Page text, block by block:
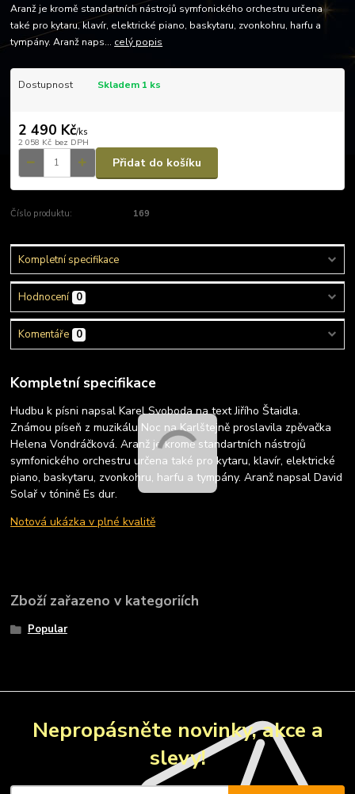
Aranž je kromě standartních nástrojů symfonického orchestru určena
také pro kytaru, klavír, elektrické piano, baskytaru, zvonkohru, harfu a
tympány. Aranž naps... celý popis
Dostupnost Skladem 1 ks
2 490 Kč/ks
2 058 Kč bez DPH
Přidat do košíku
Číslo produktu: 169
Kompletní specifikace
Hodnocení 0
Komentáře 0
Kompletní specifikace
Hudbu k písni napsal Karel Svoboda na text Jiřího Štaidla.
Známou píseň z muzikálu Noc na Karlštejně proslavila zpěvačka
Helena Vondráčková. Aranž je kromě standartních nástrojů
symfonického orchestru určena také pro kytaru, klavír, elektrické
piano, baskytaru, zvonkohru, harfu a tympány. Aranž napsal David
Solař v tónině Es dur.
Notová ukázka v plné kvalitě
Zboží zařazeno v kategoriích
Popular
Nepropásněte novinky, akce a
slevy!